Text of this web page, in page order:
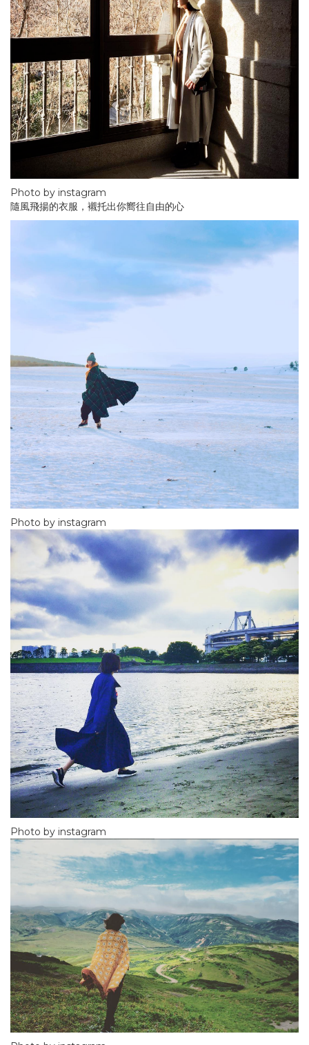
Photo by instagram
隨風飛揚的衣服，襯托出你嚮往自由的心
Photo by instagram
Photo by instagram